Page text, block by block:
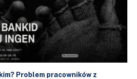
Problem pracowników z